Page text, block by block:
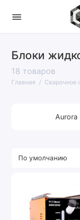
Блоки
18 товаров
Главная Сварочное
Aurora